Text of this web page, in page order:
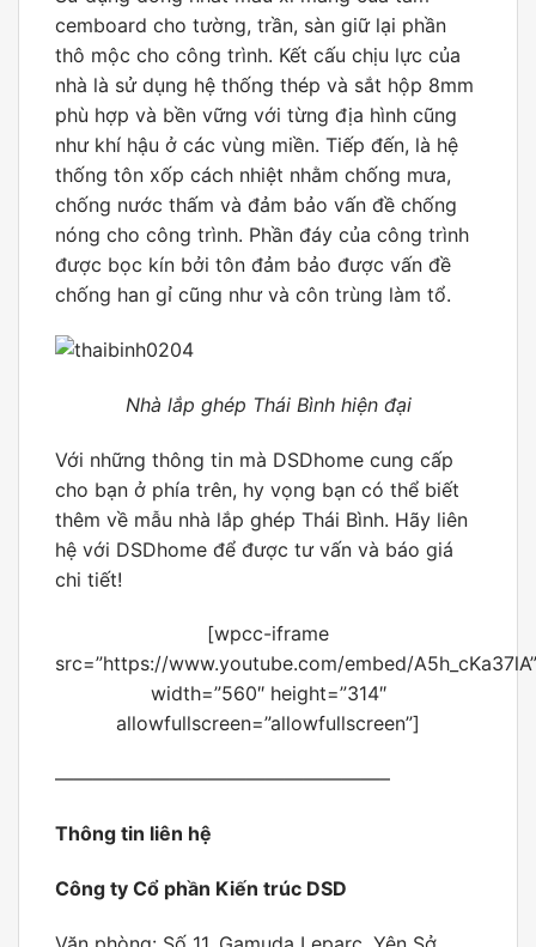
cemboard cho tường, trần, sàn giữ lại phần
thô mộc cho công trình. Kết cấu chịu lực của
nhà là sử dụng hệ thống thép và sắt hộp 8mm
phù hợp và bền vững với từng địa hình cũng
như khí hậu ở các vùng miền. Tiếp đến, là hệ
thống tôn xốp cách nhiệt nhằm chống mưa,
chống nước thấm và đảm bảo vấn đề chống
nóng cho công trình. Phần đáy của công trình
được bọc kín bởi tôn đảm bảo được vấn đề
chống han gỉ cũng như và côn trùng làm tổ.
Nhà lắp ghép Thái Bình hiện đại
Với những thông tin mà DSDhome cung cấp
cho bạn ở phía trên, hy vọng bạn có thể biết
thêm về mẫu nhà lắp ghép Thái Bình. Hãy liên
hệ với DSDhome để được tư vấn và báo giá
chi tiết!
[wpcc-iframe
src=”https://www.youtube.com/embed/A5h_cKa37lA”
width=”560″ height=”314″
allowfullscreen=”allowfullscreen”]
—————————————————–
Thông tin liên hệ
Công ty Cổ phần Kiến trúc DSD